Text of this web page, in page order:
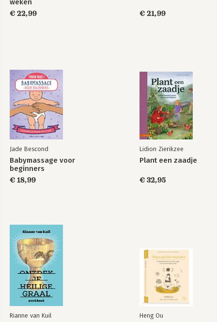
weken
€ 22,99
€ 21,99
Jade Bescond
Babymassage voor
beginners
€ 18,99
Lidion Zierikzee
Plant een zaadje
€ 32,95
Rianne van Kuil Heng Ou